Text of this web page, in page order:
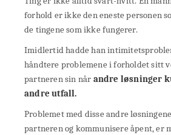
forhold er ikke den eneste personen
de tingene som ikke fungerer.
Imidlertid hadde han
håndtere problemene i forholdet sitt
partneren sin når andre løsninger
andre utfall.
Problemet med disse andre
partneren og kommunisere åpent, er